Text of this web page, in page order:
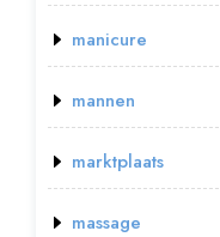
manicure
mannen
marktplaats
massage